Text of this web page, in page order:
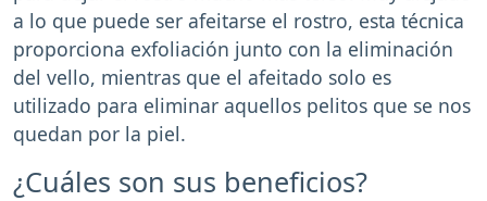
a lo que puede ser afeitarse el rostro, esta técnica
proporciona exfoliación junto con la eliminación
del vello, mientras que el afeitado solo es
utilizado para eliminar aquellos pelitos que se nos
quedan por la piel.
¿Cuáles son sus beneficios?